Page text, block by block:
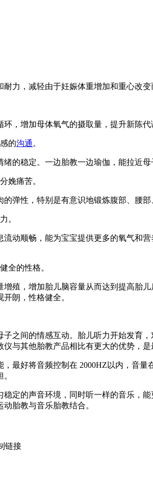
力，减轻由于妊娠体重增加和重心改
，增加母体氧气的摄取量，提升新陈
的沟通 。
的稳定。一边胎教一边瑜伽，能拉近
娩痛苦。
弹性，特别是有意识地锻炼腹部、腰
。
动顺畅，能为宝宝提供更多的氧气和营
全的性格。
殖，增加胎儿脑容量从而达到提高胎
朗，性格健全。
子之间的情感互动。胎儿听力开始发育
与其他胎教产品相比有更大的优势，是
最好将音频控制在 2000HZ以内，音
定的声音环境，同时听一样的音乐，
胎教与音乐胎教结合。
链接